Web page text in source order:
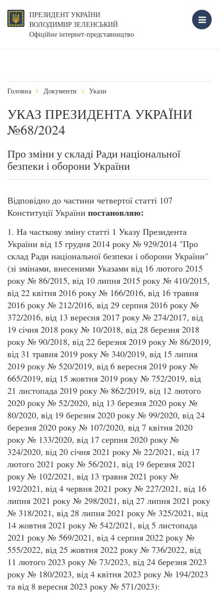
ПРЕЗИДЕНТ УКРАЇНИ
ВОЛОДИМИР ЗЕЛЕНСЬКИЙ
Офіційне інтернет-представництво
Головна Документи Укази
УКАЗ ПРЕЗИДЕНТА УКРАЇНИ
№68/2024
Про зміни у складі Ради національної
безпеки і оборони України
Відповідно до частини четвертої статті 107
Конституції України постановляю:
1. На часткову зміну статті 1 Указу Президента
України від 15 грудня 2014 року № 929/2014 "Про
склад Ради національної безпеки і оборони України"
(зі змінами, внесеними Указами від 16 лютого 2015
року № 86/2015, від 10 липня 2015 року № 410/2015,
від 22 квітня 2016 року № 166/2016, від 16 травня
2016 року № 212/2016, від 29 серпня 2016 року №
372/2016, від 13 вересня 2017 року № 274/2017, від
19 січня 2018 року № 10/2018, від 28 березня 2018
року № 90/2018, від 22 березня 2019 року № 86/2019,
від 31 травня 2019 року № 340/2019, від 15 липня
2019 року № 520/2019, від 6 вересня 2019 року №
665/2019, від 15 жовтня 2019 року № 752/2019, від
21 листопада 2019 року № 862/2019, від 12 лютого
2020 року № 52/2020, від 13 березня 2020 року №
80/2020, від 19 березня 2020 року № 99/2020, від 24
березня 2020 року № 107/2020, від 7 квітня 2020
року № 133/2020, від 17 серпня 2020 року №
324/2020, від 20 січня 2021 року № 22/2021, від 17
лютого 2021 року № 56/2021, від 19 березня 2021
року № 102/2021, від 13 травня 2021 року №
192/2021, від 4 червня 2021 року № 227/2021, від 16
липня 2021 року № 298/2021, від 27 липня 2021 року
№ 318/2021, від 28 липня 2021 року № 325/2021, від
14 жовтня 2021 року № 542/2021, від 5 листопада
2021 року № 569/2021, від 4 серпня 2022 року №
555/2022, від 25 жовтня 2022 року № 736/2022, від
11 лютого 2023 року № 73/2023, від 24 березня 2023
року № 180/2023, від 4 квітня 2023 року № 194/2023
та від 8 вересня 2023 року № 571/2023):